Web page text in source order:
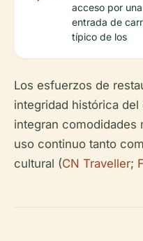
acceso por una
entrada de
típico de los
Los esfuerzos de
integridad histórica
integran comodidades
uso continuo tanto
cultural (CN Traveller;